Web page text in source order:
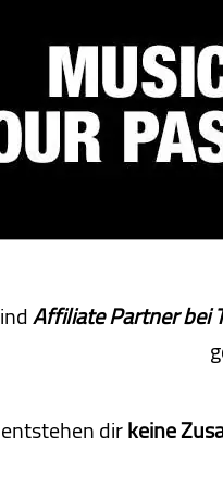
Affiliate Partner bei
dirkeine